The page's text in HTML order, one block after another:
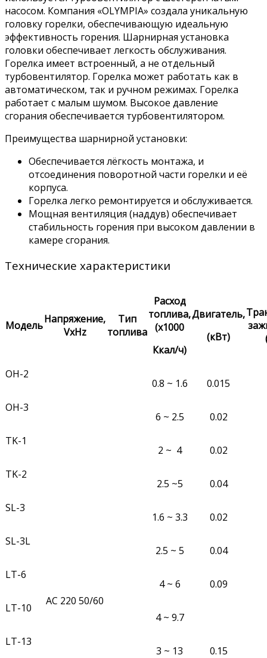
насосом. Компания «OLYMPIA» создала уникальную
головку горелки, обеспечивающую идеальную
эффективность горения. Шарнирная установка
головки обеспечивает легкость обслуживания.
Горелка имеет встроенный, а не отдельный
турбовентилятор. Горелка может работать как в
автоматическом, так и ручном режимах. Горелка
работает с малым шумом. Высокое давление
сгорания обеспечивается турбовентилятором.
Преимущества шарнирной установки:
Обеспечивается лёгкость монтажа, и
отсоединения поворотной части горелки и её
корпуса.
Горелка легко ремонтируется и обслуживается.
Мощная вентиляция (наддув) обеспечивает
стабильность горения при высоком давлении в
камере сгорания.
Технические характеристики
МодельНапряжение,
VxHz
Тип
топлива
Расход
топлива,
(x1000
Ккал/ч)
Двигатель,
(кВт)
OH-2
АС 220 50/60
0.8 ~ 1.6
0.015
OH-3
6 ~ 2.5
0.02
TK-1
2 ~ 4
0.02
TK-2
2.5 ~5
0.04
SL-3
1.6 ~ 3.3
0.02
SL-3L
2.5 ~ 5
0.04
LT-6
4 ~ 6
0.09
LT-10
4 ~ 9.7
0.15
LT-13
3 ~ 13